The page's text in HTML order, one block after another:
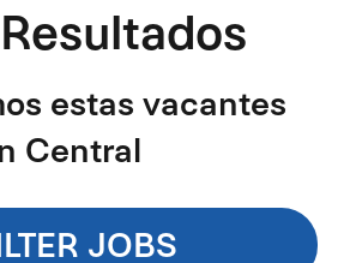
estas vacantes
Central
JOBS